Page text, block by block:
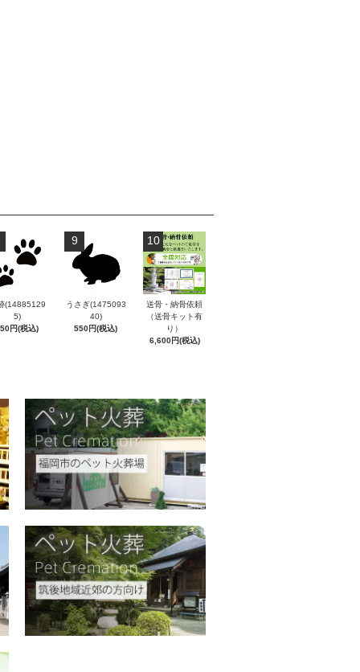
(14885129
5)
円(税込)
9
うさぎ(1475093
40)
550円(税込)
10
送骨・納骨依頼
（送骨キット有
り）
6,600円(税込)